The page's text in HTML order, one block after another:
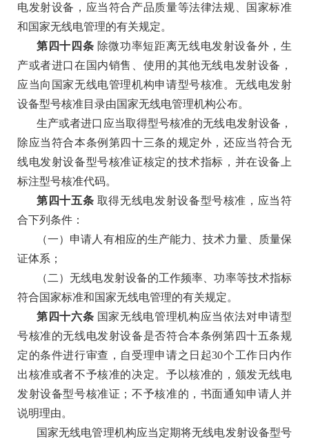
电发射设备，应当符合产品质量等法律法规、国家标准
和国家无线电管理的有关规定。
第四十四条 除微功率短距离无线电发射设备外，生
产或者进口在国内销售、使用的其他无线电发射设备，
应当向国家无线电管理机构申请型号核准。无线电发射
设备型号核准目录由国家无线电管理机构公布。
生产或者进口应当取得型号核准的无线电发射设备，
除应当符合本条例第四十三条的规定外，还应当符合无
线电发射设备型号核准证核定的技术指标，并在设备上
标注型号核准代码。
第四十五条 取得无线电发射设备型号核准，应当符
合下列条件：
（一）申请人有相应的生产能力、技术力量、质量保
证体系；
（二）无线电发射设备的工作频率、功率等技术指标
符合国家标准和国家无线电管理的有关规定。
第四十六条 国家无线电管理机构应当依法对申请型
号核准的无线电发射设备是否符合本条例第四十五条规
定的条件进行审查，自受理申请之日起30个工作日内作
出核准或者不予核准的决定。予以核准的，颁发无线电
发射设备型号核准证；不予核准的，书面通知申请人并
说明理由。
国家无线电管理机构应当定期将无线电发射设备型号